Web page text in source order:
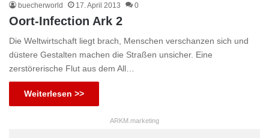
buecherworld 17. April 2013 0
Oort-Infection Ark 2
Die Weltwirtschaft liegt brach, Menschen verschanzen sich und
düstere Gestalten machen die Straßen unsicher. Eine
zerstörerische Flut aus dem All…
Weiterlesen >>
ARKM.marketing